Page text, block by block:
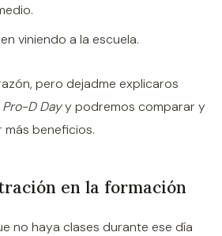
viniendo a la escuela.
pero dejadme explicaros
Pro-D Dayy podremos comparar y
beneficios.
en la formación
no haya clases durante ese día